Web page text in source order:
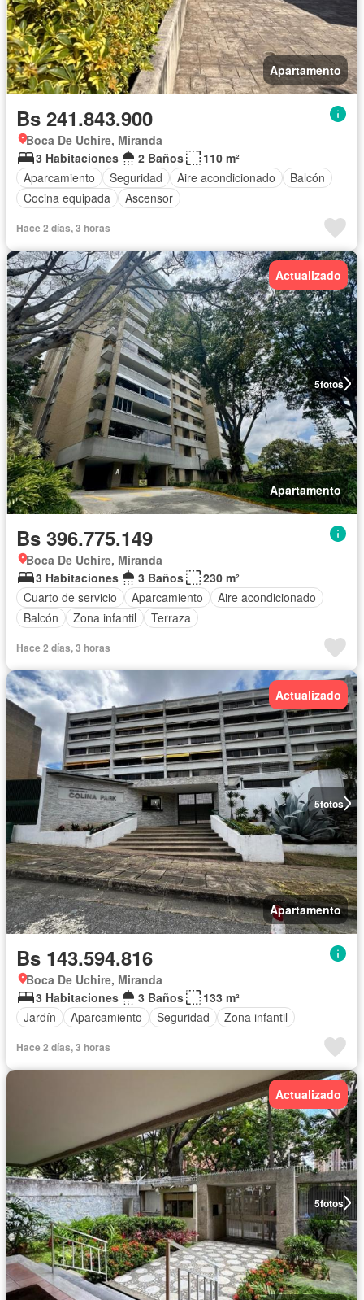
Apartamento
Bs 241.843.900
Boca De Uchire, Miranda
3 Habitaciones
2 Baños
110 m²
Aparcamiento
Seguridad Aire acondicionado
Balcón
Cocina equipada
Ascensor
Hace 2 días, 3 horas
5fotos
Actualizado
Apartamento
Bs 396.775.149
Boca De Uchire, Miranda
3 Habitaciones
3 Baños
230 m²
Cuarto de servicio
Aparcamiento
Aire acondicionado
Balcón
Zona infantil Terraza
Hace 2 días, 3 horas
5fotos
Actualizado
Apartamento
Bs 143.594.816
Boca De Uchire, Miranda
3 Habitaciones
3 Baños
133 m²
Jardín
Aparcamiento Seguridad Zona infantil
Hace 2 días, 3 horas
5fotos
Actualizado